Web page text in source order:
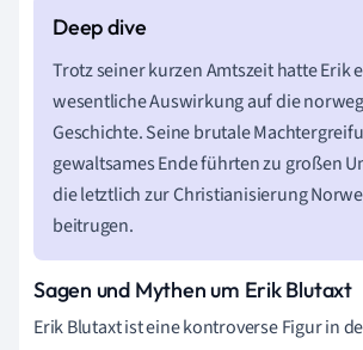
Trotz seiner kurzen Amtszeit hatte Erik
wesentliche Auswirkung auf die
Geschichte. Seine brutale
gewaltsames Ende führten zu großen
die letztlich zur Christianisierung
beitrugen.
Sagen und Mythen um Erik Blutaxt
Erik Blutaxt ist eine kontroverse Figur in